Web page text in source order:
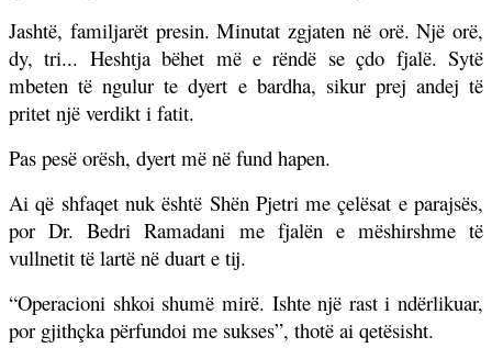
Jashtë, familjarët presin. Minutat zgjaten në orë. Një orë,
dy, tri... Heshtja bëhet më e rëndë se çdo fjalë. Sytë
mbeten të ngulur te dyert e bardha, sikur prej andej të
pritet një verdikt i fatit.
Pas pesë orësh, dyert më në fund hapen.
Ai që shfaqet nuk është Shën Pjetri me çelësat e parajsës,
por Dr. Bedri Ramadani me fjalën e mëshirshme të
vullnetit të lartë në duart e tij.
“Operacioni shkoi shumë mirë. Ishte një rast i ndërlikuar,
por gjithçka përfundoi me sukses”, thotë ai qetësisht.